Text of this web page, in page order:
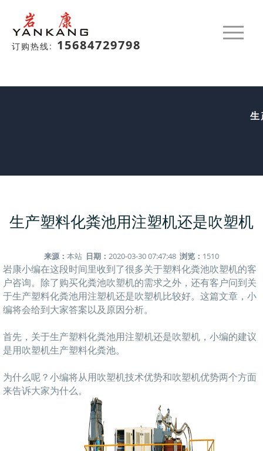
订购热线: 15684729798
生
生产塑料化粪池用注塑机还是吹塑机
来源： 本站 日期： 2020-03-30 07:47:48 浏览： 1510
岩康小编在这段时间里收到了很多关于塑料化粪池吹塑机的客
户咨询。除了购买化粪池吹塑机的需求之外，还有客户问到关
于生产塑料化粪池用注塑机还是吹塑机比较好。这篇文章，小
编将会给到大家答案以及原因分析。
首先，关于生产塑料化粪池用注塑机还是吹塑机，小编的建议
是用吹塑机生产塑料化粪池。
为什么呢？小编将从用吹塑机技术优势和吹塑机优势两个方面
来告诉大家为什么。